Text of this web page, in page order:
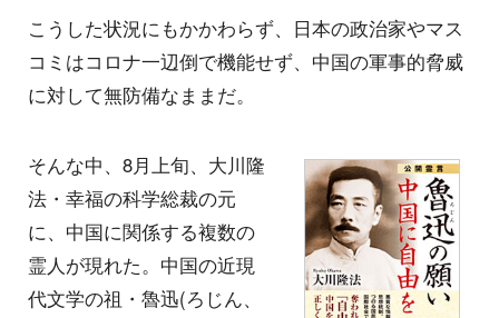
こうした状況にもかかわらず、日本の政治家やマス
コミはコロナ一辺倒で機能せず、中国の軍事的脅威
に対して無防備なままだ。
そんな中、8月上旬、大川隆
法・幸福の科学総裁の元
に、中国に関係する複数の
霊人が現れた。中国の近現
代文学の祖・魯迅(ろじん、